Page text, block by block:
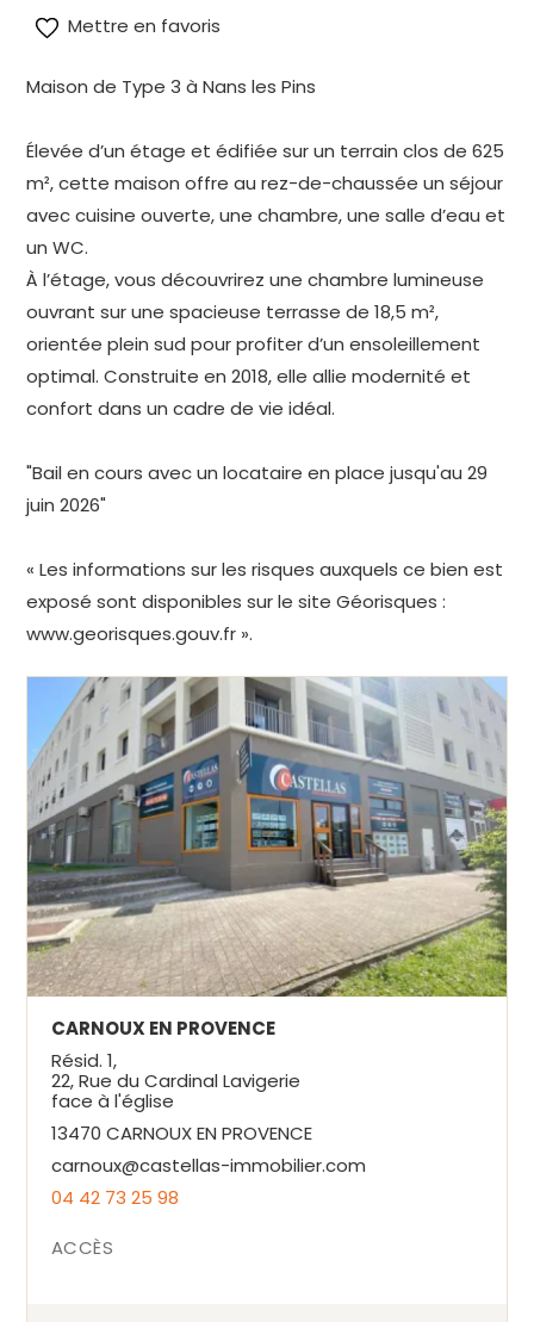
Mettre en favoris
Maison de Type 3 à Nans les Pins
Élevée d’un étage et édifiée sur un terrain clos de 625
m², cette maison offre au rez-de-chaussée un séjour
avec cuisine ouverte, une chambre, une salle d’eau et
un WC.
À l’étage, vous découvrirez une chambre lumineuse
ouvrant sur une spacieuse terrasse de 18,5 m²,
orientée plein sud pour profiter d’un ensoleillement
optimal. Construite en 2018, elle allie modernité et
confort dans un cadre de vie idéal.
"Bail en cours avec un locataire en place jusqu'au 29
juin 2026"
« Les informations sur les risques auxquels ce bien est
exposé sont disponibles sur le site Géorisques :
www.georisques.gouv.fr ».
CARNOUX EN PROVENCE
Résid. 1,
22, Rue du Cardinal Lavigerie
face à l'église
13470 CARNOUX EN PROVENCE
carnoux@castellas-immobilier.com
04 42 73 25 98
ACCÈS